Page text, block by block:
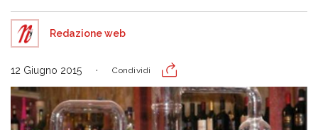
Redazione web
12 Giugno 2015 Condividi